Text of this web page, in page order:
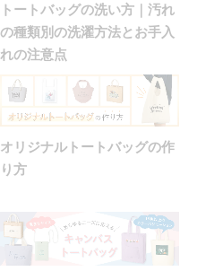
トートバッグの洗い方｜汚れ
の種類別の洗濯方法とお手入
れの注意点
オリジナルトートバッグの作
り方